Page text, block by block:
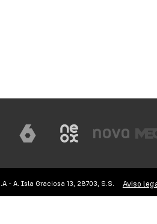
- A. Isla Graciosa 13, 28703, S.S.
Aviso